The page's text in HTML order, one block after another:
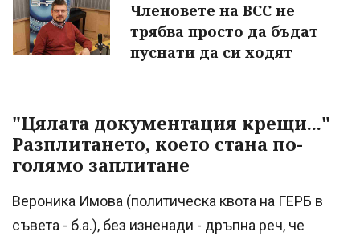
Членовете на ВСС не
трябва просто да бъдат
пуснати да си ходят
"Цялата документация крещи..."
Разплитането, което стана по-
голямо заплитане
Вероника Имова (политическа квота на ГЕРБ в
съвета - б.а.), без изненади - дръпна реч, че